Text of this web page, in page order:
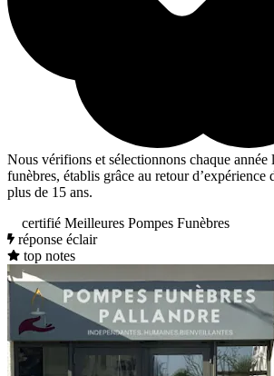
Nous vérifions et sélectionnons chaque année
funèbres, établis grâce au retour d’expérience
plus de 15 ans.
certifié Meilleures Pompes Funèbres
réponse éclair
top notes